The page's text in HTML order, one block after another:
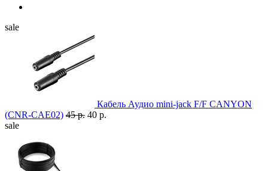
sale
Кабель Аудио mini-jack F/F CANYON
(CNR-CAE02) 45 р. 40 р.
sale